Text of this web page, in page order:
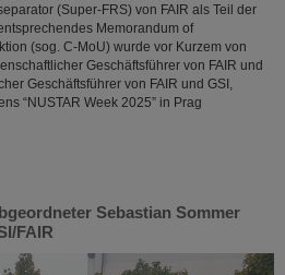
(Super-FRS) von FAIR als Teil der
Memorandum of
(sog. C-MoU) wurde vor Kurzem von
Geschäftsführer von FAIR und
Geschäftsführer von FAIR und GSI,
“NUSTAR Week 2025” in Prag
Sebastian Sommer
FAIR